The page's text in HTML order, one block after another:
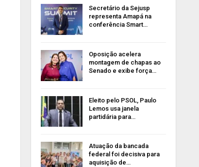
Secretário da Sejusp
representa Amapá na
conferência Smart…
Oposição acelera
montagem de chapas ao
Senado e exibe força…
Eleito pelo PSOL, Paulo
Lemos usa janela
partidária para…
Atuação da bancada
federal foi decisiva para
aquisição de…